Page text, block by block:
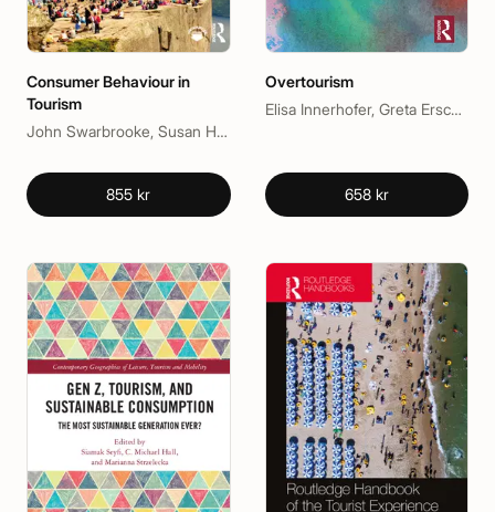
Consumer Behaviour in
Tourism
John Swarbrooke, Susan Horner
855 kr
Overtourism
Elisa Innerhofer, Greta Erschbamer, Harald Pechlaner
658 kr